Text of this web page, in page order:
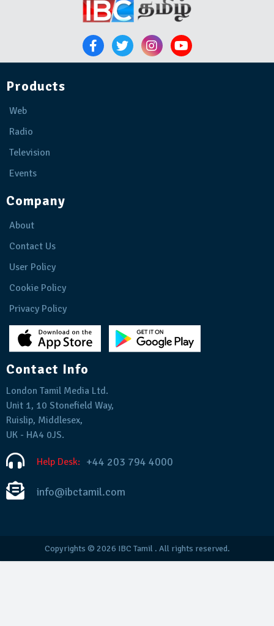
Products
Web
Radio
Television
Events
Company
About
Contact Us
User Policy
Cookie Policy
Privacy Policy
Contact Info
London Tamil Media Ltd.
Unit 1, 10 Stonefield Way,
Ruislip, Middlesex,
UK - HA4 0JS.
Help Desk: +44 203 794 4000
info@ibctamil.com
Copyrights © 2026 IBC Tamil. All rights reserved.